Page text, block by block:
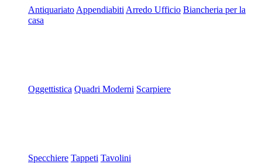
Antiquariato Appendiabiti Arredo Ufficio Biancheria per la
casa
Oggettistica Quadri Moderni Scarpiere
Specchiere Tappeti Tavolini